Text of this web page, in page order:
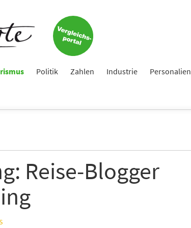
Politik Zahlen Industrie Personalien
Reise-Blogger